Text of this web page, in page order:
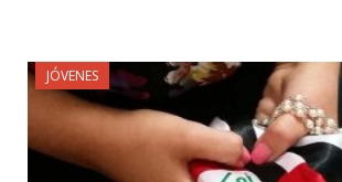
JÓVENES